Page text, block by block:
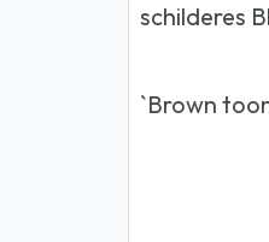
schilderes
`Brown